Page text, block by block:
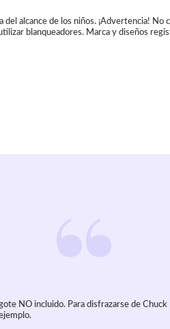
alcance de los niños. ¡Advertencia!
blanqueadores. Marca y diseños
NO incluido. Para disfrazarse de